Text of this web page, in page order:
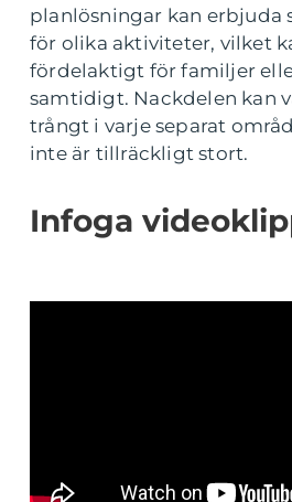
planlösningar kan erbjuda
för olika aktiviteter, vilket
fördelaktigt för familjer
samtidigt. Nackdelen kan
trångt i varje separat
inte är tillräckligt stort.
Infoga